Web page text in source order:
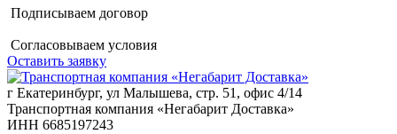
Подписываем договор
Согласовываем условия
Оставить заявку
г Екатеринбург, ул Малышева, стр. 51, офис 4/14
Транспортная компания «Негабарит Доставка»
ИНН 6685197243